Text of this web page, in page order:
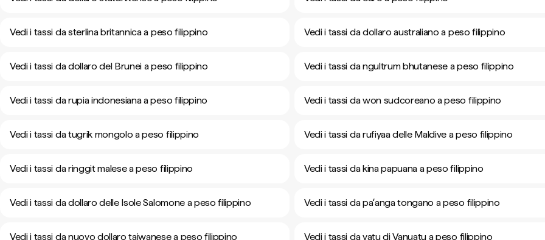
Vedi i tassi da sterlina britannica a peso filippino Vedi i tassi da dollaro australiano a peso filippino
Vedi i tassi da dollaro del Brunei a peso filippino Vedi i tassi da ngultrum bhutanese a peso filippino
Vedi i tassi da rupia indonesiana a peso filippino Vedi i tassi da won sudcoreano a peso filippino
Vedi i tassi da tugrik mongolo a peso filippino Vedi i tassi da rufiyaa delle Maldive a peso filippino
Vedi i tassi da ringgit malese a peso filippino Vedi i tassi da kina papuana a peso filippino
Vedi i tassi da dollaro delle Isole Salomone a peso filippino Vedi i tassi da paʻanga tongano a peso filippino
Vedi i tassi da nuovo dollaro taiwanese a peso filippino Vedi i tassi da vatu di Vanuatu a peso filippino